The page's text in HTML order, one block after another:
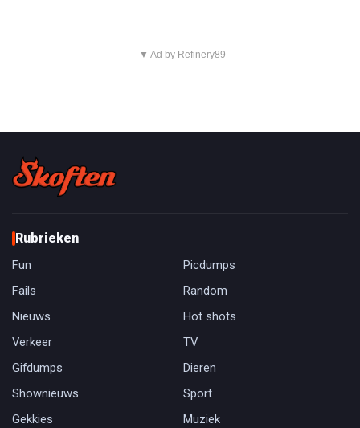
▼ Ad by Refinery89
Rubrieken
Fun
Picdumps
Fails
Random
Nieuws
Hot shots
Verkeer
TV
Gifdumps
Dieren
Shownieuws
Sport
Gekkies
Muziek